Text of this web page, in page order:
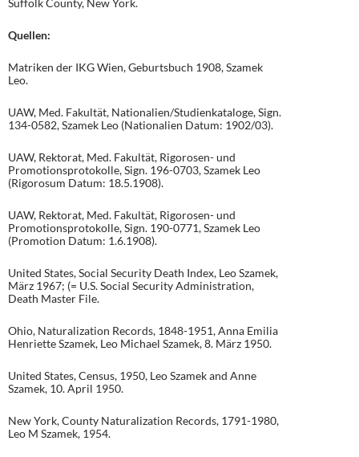
Quellen:
Matriken der IKG Wien, Geburtsbuch 1908, Szamek
Leo.
UAW, Med. Fakultät, Nationalien/Studienkataloge, Sign.
134-0582, Szamek Leo (Nationalien Datum: 1902/03).
UAW, Rektorat, Med. Fakultät, Rigorosen- und
Promotionsprotokolle, Sign. 196-0703, Szamek Leo
(Rigorosum Datum: 18.5.1908).
UAW, Rektorat, Med. Fakultät, Rigorosen- und
Promotionsprotokolle, Sign. 190-0771, Szamek Leo
(Promotion Datum: 1.6.1908).
United States, Social Security Death Index, Leo Szamek,
März 1967; (= U.S. Social Security Administration,
Death Master File.
Ohio, Naturalization Records, 1848-1951, Anna Emilia
Henriette Szamek, Leo Michael Szamek, 8. März 1950.
United States, Census, 1950, Leo Szamek and Anne
Szamek, 10. April 1950.
New York, County Naturalization Records, 1791-1980,
Leo M Szamek, 1954.